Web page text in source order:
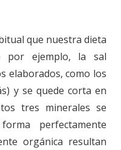
que nuestra dieta
por ejemplo, la sal
elaborados, como los
y se quede corta en
tres minerales se
perfectamente
orgánica resultan